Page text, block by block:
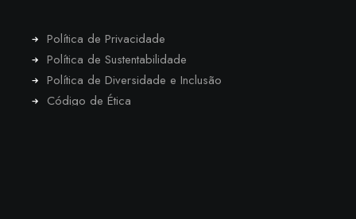
Política de Privacidade
Política de Sustentabilidade
Política de Diversidade e Inclusão
Código de Ética